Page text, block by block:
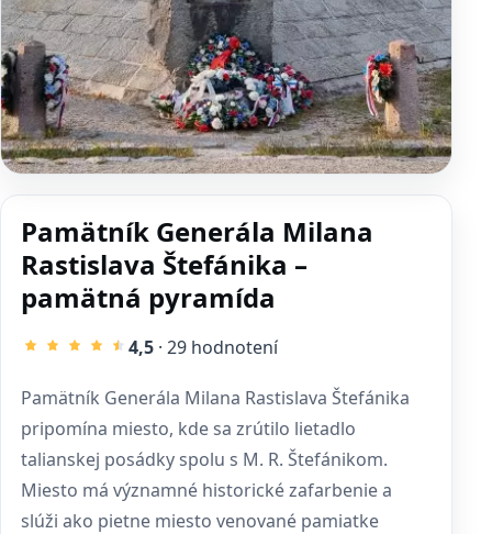
Pamätník Generála Milana
Rastislava Štefánika –
pamätná pyramída
4,5 · 29 hodnotení
Pamätník Generála Milana Rastislava Štefánika
pripomína miesto, kde sa zrútilo lietadlo
talianskej posádky spolu s M. R. Štefánikom.
Miesto má významné historické zafarbenie a
slúži ako pietne miesto venované pamiatke